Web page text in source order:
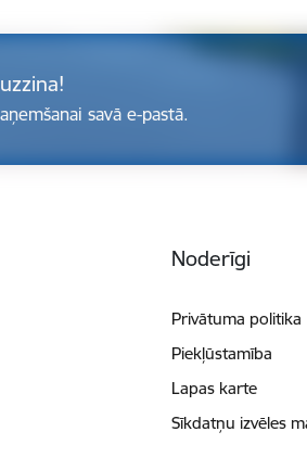
savā e-pastā.
Noderīgi
Privātuma politika
Piekļūstamība
Lapas karte
Sīkdatņu izvēles